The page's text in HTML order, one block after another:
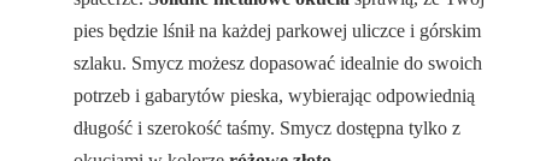
pies będzie lśnił na każdej parkowej uliczce i górskim
szlaku. Smycz możesz dopasować idealnie do swoich
potrzeb i gabarytów pieska, wybierając odpowiednią
długość i szerokość taśmy. Smycz dostępna tylko z